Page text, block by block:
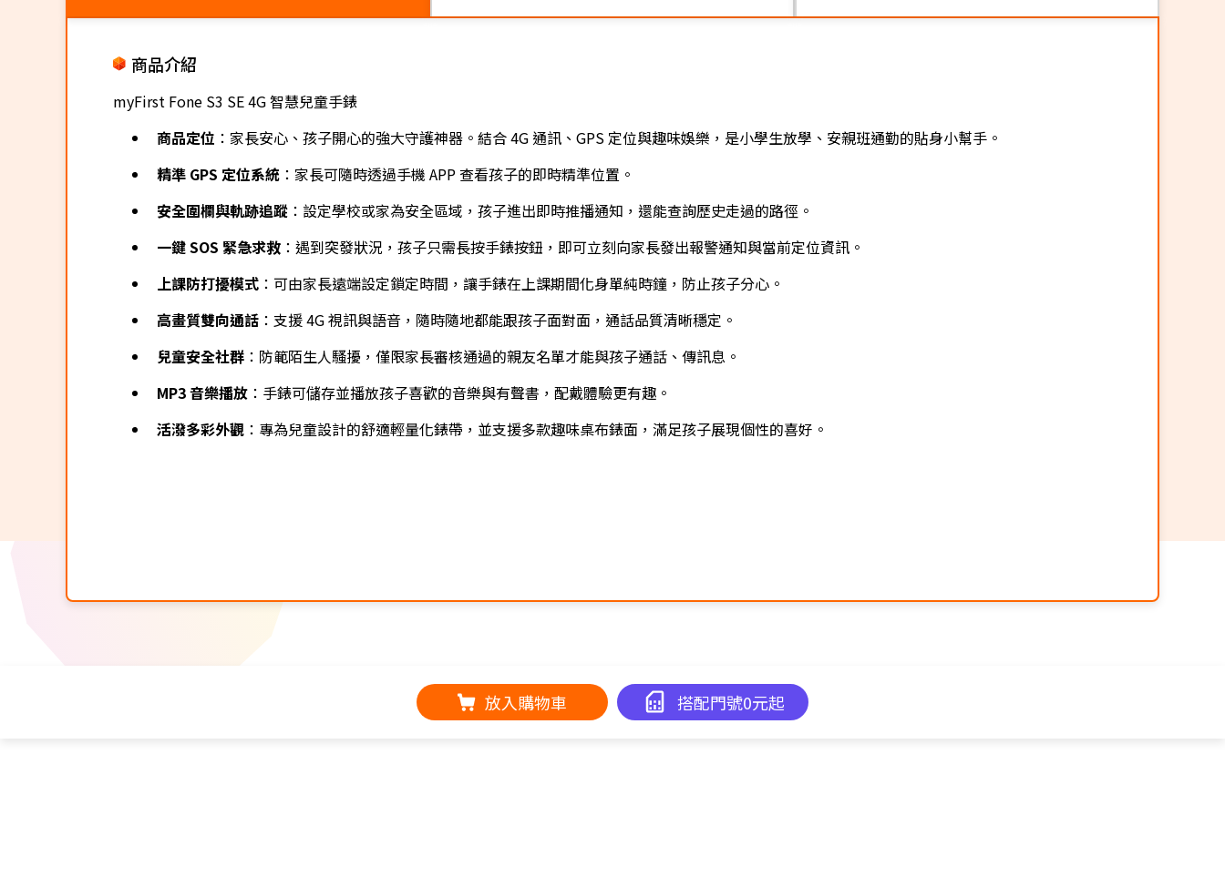
商品介紹
myFirst Fone S3 SE 4G 智慧兒童手錶
商品定位 ：家長安心、孩子開心的強大守護神器。結合 4G 通訊、GPS 定位與趣味娛樂，是小學生放學、安親班通勤的貼身小幫手。
精準 GPS 定位系統 ：家長可隨時透過手機 APP 查看孩子的即時精準位置。
安全圍欄與軌跡追蹤 ：設定學校或家為安全區域，孩子進出即時推播通知，還能查詢歷史走過的路徑。
一鍵 SOS 緊急求救 ：遇到突發狀況，孩子只需長按手錶按鈕，即可立刻向家長發出報警通知與當前定位資訊。
上課防打擾模式 ：可由家長遠端設定鎖定時間，讓手錶在上課期間化身單純時鐘，防止孩子分心。
高畫質雙向通話 ：支援 4G 視訊與語音，隨時隨地都能跟孩子面對面，通話品質清晰穩定。
兒童安全社群 ：防範陌生人騷擾，僅限家長審核通過的親友名單才能與孩子通話、傳訊息。
MP3 音樂播放 ：手錶可儲存並播放孩子喜歡的音樂與有聲書，配戴體驗更有趣。
活潑多彩外觀 ：專為兒童設計的舒適輕量化錶帶，並支援多款趣味桌布錶面，滿足孩子展現個性的喜好。
放入購物車 搭配門號0元起